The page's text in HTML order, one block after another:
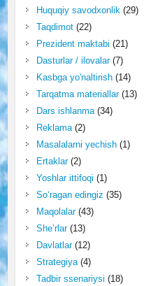
Huquqiy savodxonlik(29)
Taqdimot(22)
Prezident maktabi (21)
Dasturlar / ilovalar(7)
Kasbga yo'naltirish(14)
Tarqatma materiallar(13)
Dars ishlanma(34)
Reklama(2)
Masalalarni yechish(1)
Ertaklar(2)
Yoshlar ittifoqi (1)
So‘ragan edingiz (35)
Maqolalar(43)
She’rlar(13)
Davlatlar(12)
Strategiya(4)
Tadbir ssenariysi (18)